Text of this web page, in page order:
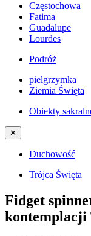
Częstochowa
Fatima
Guadalupe
Lourdes
Podróż
pielgrzymka
Ziemia Święta
Obiekty
✕
Duchowość
Trójca Święta
Fidget
kontemplacji